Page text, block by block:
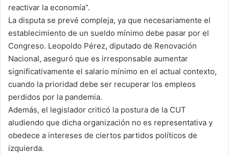
reactivar la economía”.
La disputa se prevé compleja, ya que necesariamente el
establecimiento de un sueldo mínimo debe pasar por el
Congreso. Leopoldo Pérez, diputado de Renovación
Nacional, aseguró que es irresponsable aumentar
significativamente el salario mínimo en el actual contexto,
cuando la prioridad debe ser recuperar los empleos
perdidos por la pandemia.
Además, el legislador criticó la postura de la CUT
aludiendo que dicha organización no es representativa y
obedece a intereses de ciertos partidos políticos de
izquierda.